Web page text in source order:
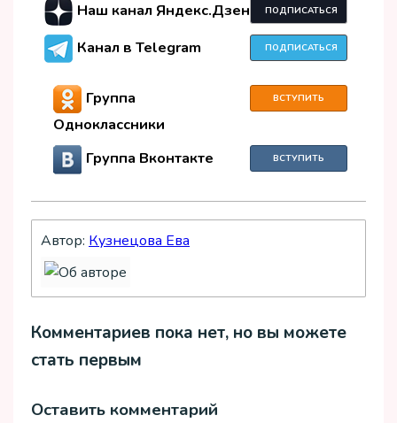
Наш канал Яндекс.Дзен
ПОДПИСАТЬСЯ
Канал в Telegram ПОДПИСАТЬСЯ
Группа
Одноклассники
ВСТУПИТЬ
Группа Вконтакте ВСТУПИТЬ
Автор: Кузнецова Ева
Комментариев пока нет, но вы можете
стать первым
Оставить комментарий